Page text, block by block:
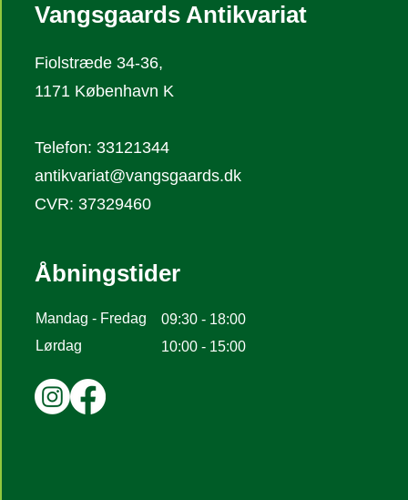
Vangsgaards Antikvariat
Fiolstræde 34-36,
1171 København K
Telefon: 33121344
antikvariat@vangsgaards.dk
CVR: 37329460
Åbningstider
09:30 - 18:00
Mandag - Fredag
10:00 - 15:00
Lørdag